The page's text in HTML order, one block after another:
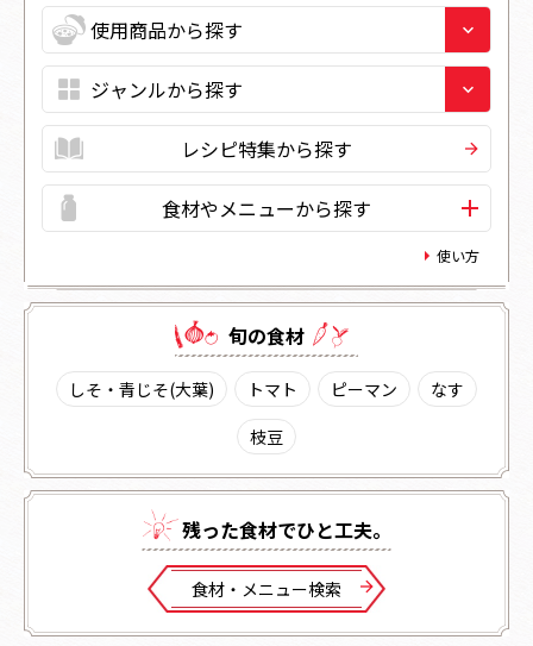
レシピ特集から探す
食材やメニューから探す
使い方
旬の⾷材
しそ・青じそ(大葉) トマト ピーマン
なす
枝豆
残った⾷材でひと⼯夫。
⾷材・メニュー検索